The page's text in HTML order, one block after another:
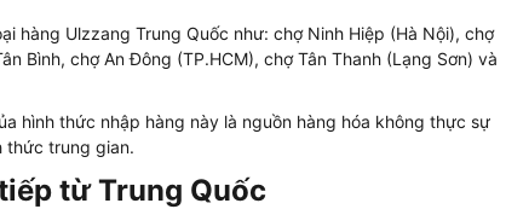
hàng Ulzzang Trung Quốc như: chợ Ninh Hiệp (Hà Nội), chợ
Bình, chợ An Đông (TP.HCM), chợ Tân Thanh (Lạng Sơn) và
hình thức nhập hàng này là nguồn hàng hóa không thực sự
thức trung gian.
từ Trung Quốc